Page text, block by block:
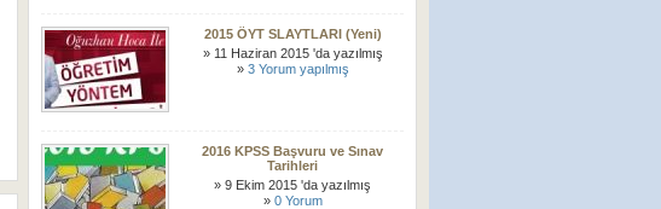
2015 ÖYT SLAYTLARI (Yeni)
» 11 Haziran 2015 'da yazılmış
» 3 Yorum yapılmış
2016 KPSS Başvuru ve Sınav
Tarihleri
» 9 Ekim 2015 'da yazılmış
» 0 Yorum